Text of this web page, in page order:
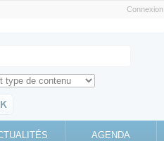
Connexion
for
toute l'information sur le site education.gouv.fr
AGENDA